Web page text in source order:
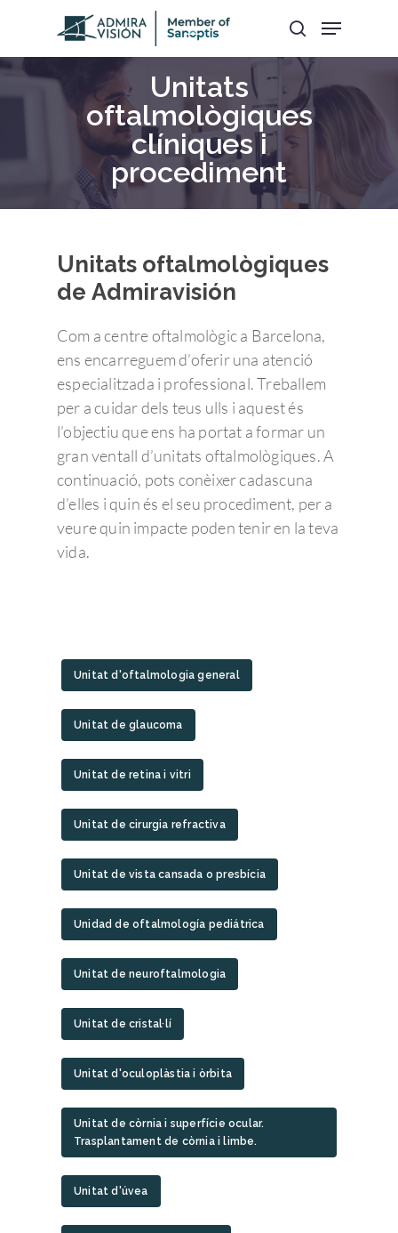
Hit enter to search or ESC to close
Unitats
oftalmològiques
clíniques i
procediment
Unitats oftalmològiques
de Admiravisión
Com a centre oftalmològic a Barcelona,
ens encarreguem d’oferir una atenció
especialitzada i professional. Treballem
per a cuidar dels teus ulls i aquest és
l’objectiu que ens ha portat a formar un
gran ventall d’unitats oftalmològiques. A
continuació, pots conèixer cadascuna
d’elles i quin és el seu procediment, per a
veure quin impacte poden tenir en la teva
vida.
Unitat d'oftalmologia general
Unitat de glaucoma
Unitat de retina i vitri
Unitat de cirurgia refractiva
Unitat de vista cansada o presbícia
Unidad de oftalmología pediátrica
Unitat de neuroftalmologia
Unitat de cristal·lí
Unitat d'oculoplàstia i òrbita
Unitat de còrnia i superfície ocular.
Trasplantament de còrnia i limbe.
Unitat d'úvea